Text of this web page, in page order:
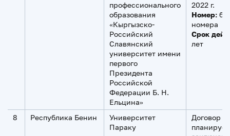
профессионального
образования
«Кыргызско-
Российский
Славянский
университет имени
первого
Президента
Российской
Федерации Б. Н.
Ельцина»
2022 г.
Номер:
номера
Срок
лет
8 Республика Бенин
Университет
Параку
Договор